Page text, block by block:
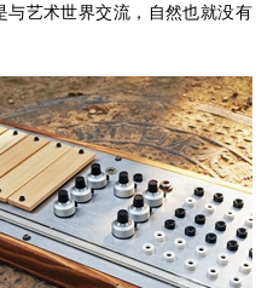
艺术世界交流，自然也就没有